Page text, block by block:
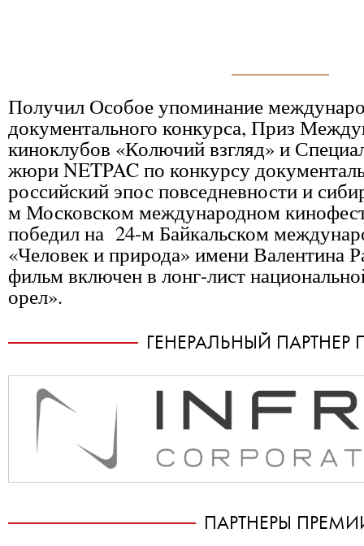
Получил Особое упоминание
документального конкурса, Приз
киноклубов «Колючий взгляд» и
жюри NETPAC по конкурсу
российский эпос повседневности и
м Московском международном
победил на 24-м Байкальском
«Человек и природа» имени Валентина
фильм включен в лонг-лист
орел».
ГЕНЕРАЛЬНЫЙ ПАРТНЕР
ПАРТНЕРЫ